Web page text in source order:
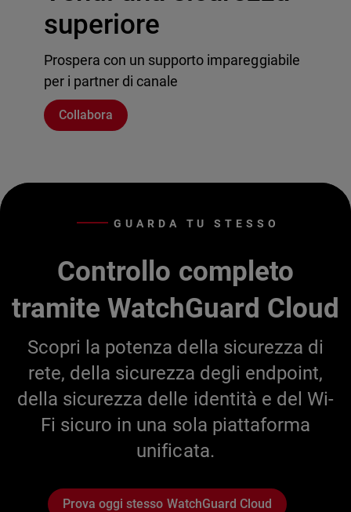
superiore
Prospera con un supporto impareggiabile
per i partner di canale
Collabora
GUARDA TU STESSO
Controllo completo
tramite WatchGuard Cloud
Scopri la potenza della sicurezza di
rete, della sicurezza degli endpoint,
della sicurezza delle identità e del Wi-
Fi sicuro in una sola piattaforma
unificata.
Prova oggi stesso WatchGuard Cloud